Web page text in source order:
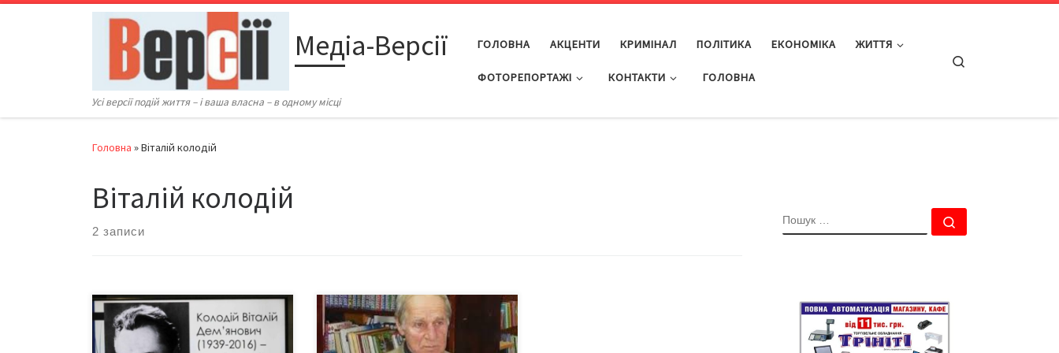
Перейти до вмісту
Медіа-Версії
Усі версії подій життя – і ваша власна – в одному місці
ГОЛОВНА АКЦЕНТИ КРИМІНАЛ ПОЛІТИКА ЕКОНОМІКА ЖИТТЯ
ФОТОРЕПОРТАЖІ КОНТАКТИ ГОЛОВНА
Головна »Віталій колодій
Віталій колодій
2 записи
Сьогодні українському
письменникові і журналістові, який
спочатку навчався, а згодом понад
У чернівецькій обласній бібліотеці
відбулася церемонія вручення
літературної премії імені Віталія
ПОШУК